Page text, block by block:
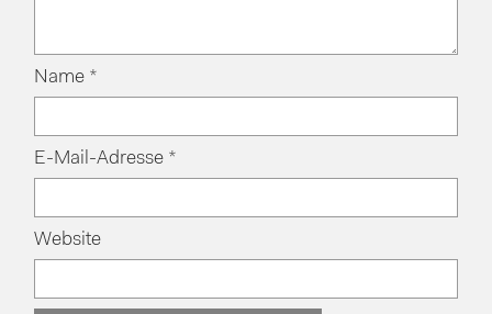
Name *
E-Mail-Adresse *
Website